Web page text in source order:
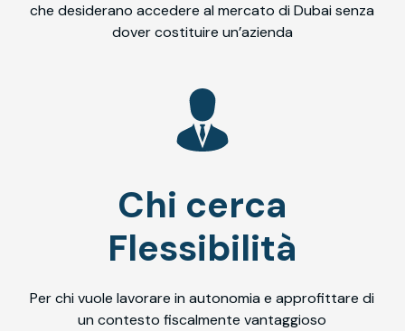
che desiderano accedere al mercato di Dubai senza
dover costituire un’azienda
Chi cerca
Flessibilità
Per chi vuole lavorare in autonomia e approfittare di
un contesto fiscalmente vantaggioso